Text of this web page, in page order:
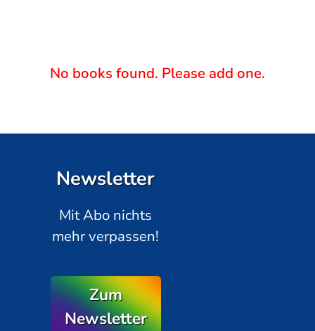
No books found. Please add one.
Newsletter
Mit Abo nichts
mehr verpassen!
Zum
Newsletter